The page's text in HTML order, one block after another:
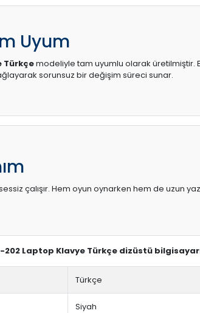
Uyum
Türkçemodeliyle tam uyumlu olarak üretilmiştir.
sorunsuz bir değişim süreci sunar.
çalışır. Hem oyun oynarken hem de uzun
202 Laptop Klavye Türkçe dizüstü
Türkçe
Siyah